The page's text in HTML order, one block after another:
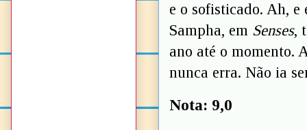
e o sofisticado. Ah,
Sampha, em Senses,
ano até o momento.
nunca erra. Não ia
Nota: 9,0